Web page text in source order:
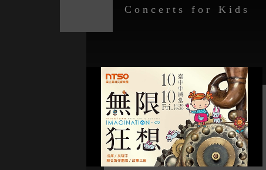
Concerts for Kids